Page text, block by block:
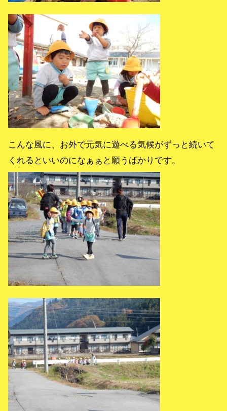
こんな風に、お外で元気に遊べる気候がずっと続いて
くれるといいのになぁぁと願うばかりです。